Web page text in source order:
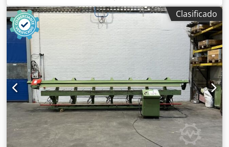
instrumentos. Potencia calorífica: 5,6 kW, fuerza de
estampación: 20 kN, presión máx.: 6 bar. Incluye módulo
de flujo laminar Spetec Super Silent. Documentación
disponible. Posibilidad de inspección in situ. Cedpfjuyk S
Asx Apreha
Clasificado